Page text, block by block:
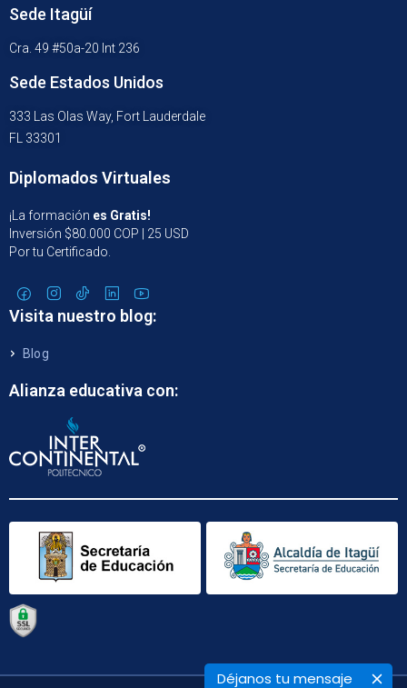
Déjanos tu mensaje
Sede Itagüí
Cra. 49 #50a-20 Int 236
Sede Estados Unidos
333 Las Olas Way, Fort Lauderdale
FL 33301
Diplomados Virtuales
¡La formación es Gratis!
Inversión $80.000 COP | 25 USD
Por tu Certificado.
Visita nuestro blog:
Blog
Alianza educativa con: